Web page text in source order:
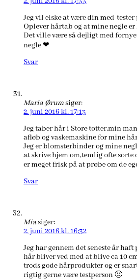
Jeg vil elske at være din med-
Oplever hårtab og at mine negle
Det ville være så dejligt med
negle ❤
Svar
Maria Ørumsiger:
2. juni 2016 kl. 17:13
Jeg taber hår i Store totter,min
afløb og vaskemaskine for mine
Jeg er blomsterbinder og mine
at skrive hjem om,temlig ofte sorte
er meget frisk på at prøbe om de
Svar
Miasiger:
2. juni 2016 kl. 16:32
Jeg har gennem det seneste år
hår bliver ved med at blive ca 10
trods gode hårprodukter og er
rigtig gerne være testperson 🙂